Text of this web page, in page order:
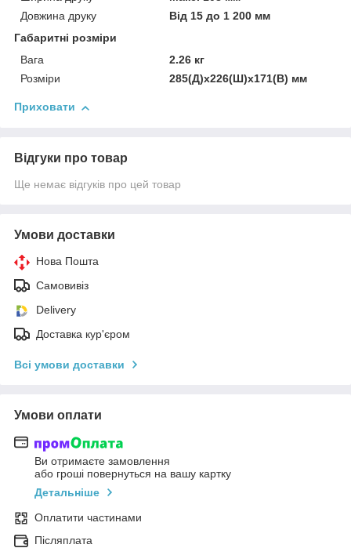
Довжина друку
Від 15 до 1 200 мм
Габаритні розміри
Вага
2.26 кг
Розміри
285(Д)x226(Ш)x171(В) мм
Приховати
Відгуки про товар
Ще немає відгуків про цей товар
Умови доставки
Нова Пошта
Самовивіз
Delivery
Доставка кур'єром
Всі умови доставки
Умови оплати
Ви отримаєте замовлення
або гроші повернуться на вашу картку
Детальніше
Оплатити частинами
Післяплата